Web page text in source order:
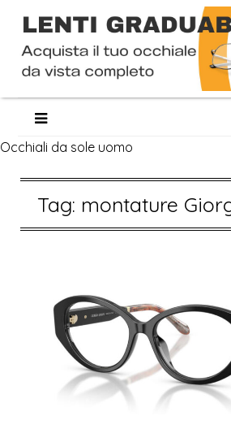
content
Occhiali da sole uomo
Tag: montature